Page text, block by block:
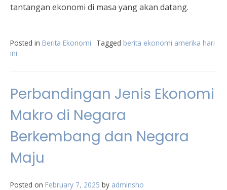
tantangan ekonomi di masa yang akan datang.
Posted in Berita Ekonomi Tagged berita ekonomi amerika hari
ini
Perbandingan Jenis Ekonomi
Makro di Negara
Berkembang dan Negara
Maju
Posted on February 7, 2025 by adminsho